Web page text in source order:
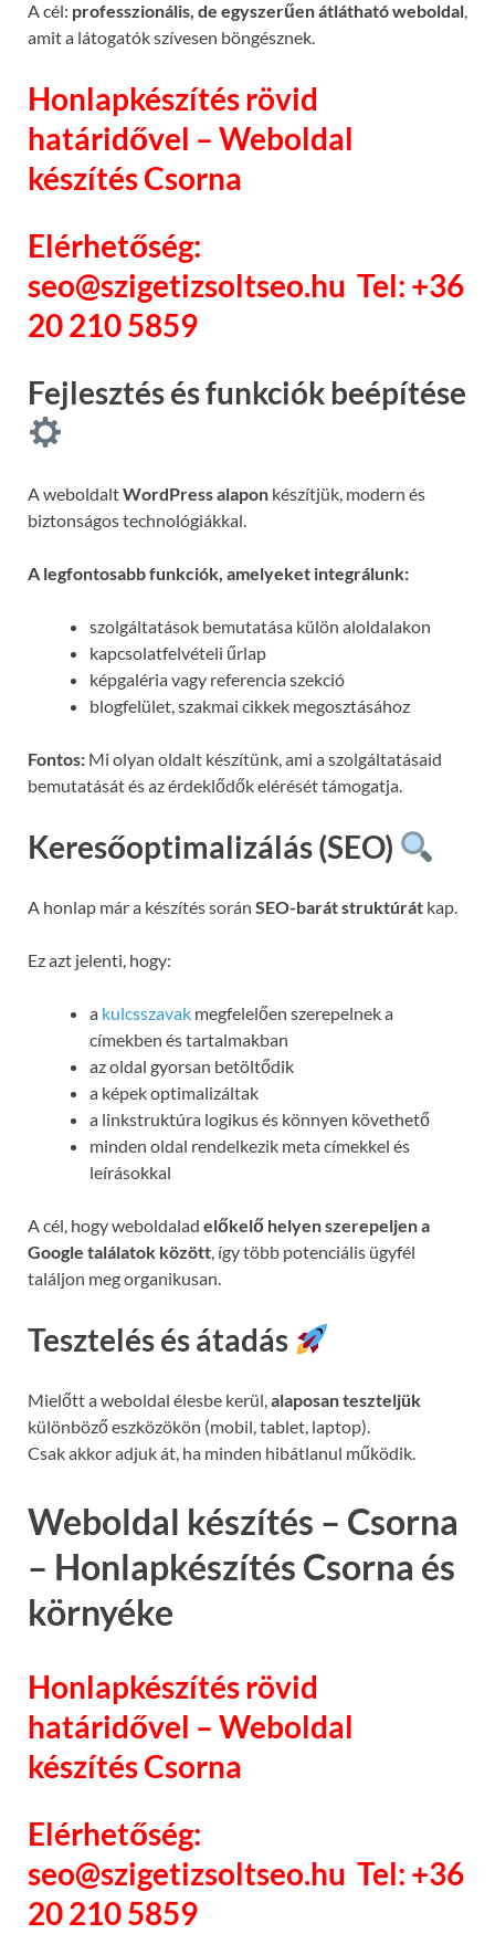
A cél: professzionális, de egyszerűen átlátható weboldal,
amit a látogatók szívesen böngésznek.
Honlapkészítés rövid
határidővel – Weboldal
készítés Csorna
Elérhetőség:
seo@szigetizsoltseo.hu Tel: +36
20 210 5859
Fejlesztés és funkciók beépítése
A weboldaltWordPress alapon készítjük, modern és
biztonságos technológiákkal.
A legfontosabb funkciók, amelyeket integrálunk:
szolgáltatások bemutatása külön aloldalakon
kapcsolatfelvételi űrlap
képgaléria vagy referencia szekció
blogfelület, szakmai cikkek megosztásához
Fontos: Mi olyan oldalt készítünk, ami a szolgáltatásaid
bemutatását és az érdeklődők elérését támogatja.
Keresőoptimalizálás (SEO)
A honlap már a készítés során SEO-barát struktúrát kap.
Ez azt jelenti, hogy:
a kulcsszavak megfelelően szerepelnek a
címekben és tartalmakban
az oldal gyorsan betöltődik
a képek optimalizáltak
a linkstruktúra logikus és könnyen követhető
minden oldal rendelkezik meta címekkel és
leírásokkal
A cél, hogy weboldalad előkelő helyen szerepeljen a
Google találatok között, így több potenciális ügyfél
találjon meg organikusan.
Tesztelés és átadás
Mielőtt a weboldal élesbe kerül,alaposan teszteljük
különböző eszközökön (mobil, tablet, laptop).
Csak akkor adjuk át, ha minden hibátlanul működik.
Weboldal készítés – Csorna
– Honlapkészítés Csorna és
környéke
Honlapkészítés rövid
határidővel – Weboldal
készítés Csorna
Elérhetőség:
seo@szigetizsoltseo.hu Tel: +36
20 210 5859